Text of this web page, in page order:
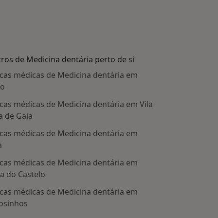
de Medicina dentária perto de si
médicas de Medicina dentária em
médicas de Medicina dentária em Vila
de Gaia
médicas de Medicina dentária em
médicas de Medicina dentária em
do Castelo
médicas de Medicina dentária em